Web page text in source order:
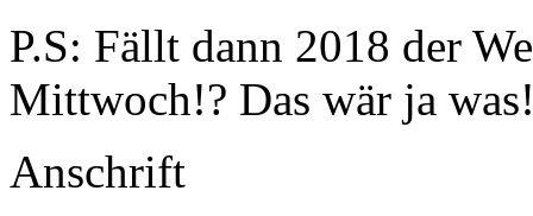
P.S: Fällt dann 2018 der
Mittwoch!? Das wär ja
Anschrift